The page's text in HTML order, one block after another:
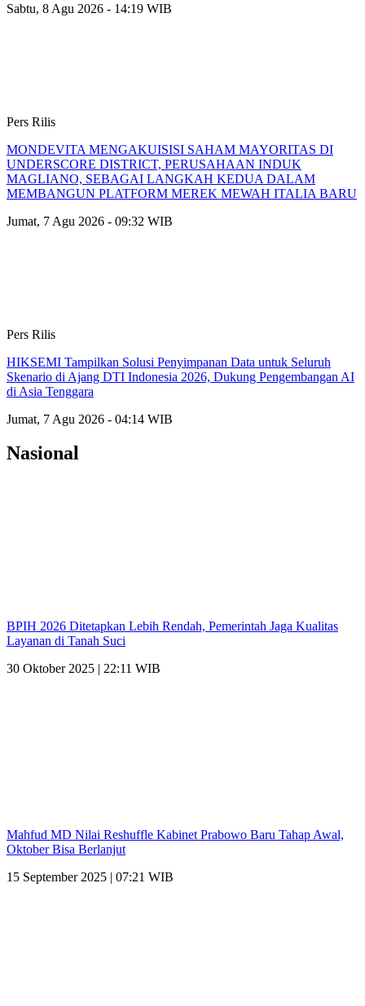
Sabtu, 8 Agu 2026 - 14:19 WIB
Pers Rilis
MONDEVITA MENGAKUISISI SAHAM MAYORITAS DI
UNDERSCORE DISTRICT, PERUSAHAAN INDUK
MAGLIANO, SEBAGAI LANGKAH KEDUA DALAM
MEMBANGUN PLATFORM MEREK MEWAH ITALIA BARU
Jumat, 7 Agu 2026 - 09:32 WIB
Pers Rilis
HIKSEMI Tampilkan Solusi Penyimpanan Data untuk Seluruh
Skenario di Ajang DTI Indonesia 2026, Dukung Pengembangan AI
di Asia Tenggara
Jumat, 7 Agu 2026 - 04:14 WIB
Nasional
BPIH 2026 Ditetapkan Lebih Rendah, Pemerintah Jaga Kualitas
Layanan di Tanah Suci
30 Oktober 2025 | 22:11 WIB
Mahfud MD Nilai Reshuffle Kabinet Prabowo Baru Tahap Awal,
Oktober Bisa Berlanjut
15 September 2025 | 07:21 WIB